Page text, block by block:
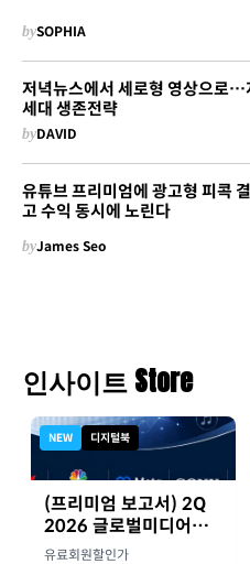
bySOPHIA
저녁뉴스에서 세로형 영상으로…
세대 생존전략
byDAVID
유튜브 프리미엄에 광고형 피콕
고 수익 동시에 노린다
byJames Seo
인사이트 Store
NEW 디지털북
(프리미엄 보고서) 2Q
2026 글로벌미디어기
업 실적 종합 보고서
유료회원할인가